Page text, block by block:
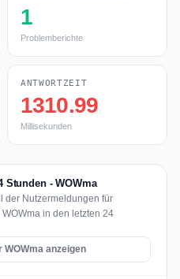
1
Problemberichte
ANTWORTZEIT
1310.99
Millisekunden
Stunden - WOWma
der Nutzermeldungen für
in den letzten 24
anzeigen